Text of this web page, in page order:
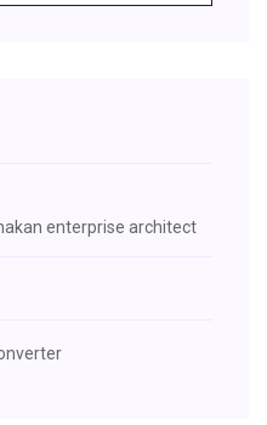
enterprise architect